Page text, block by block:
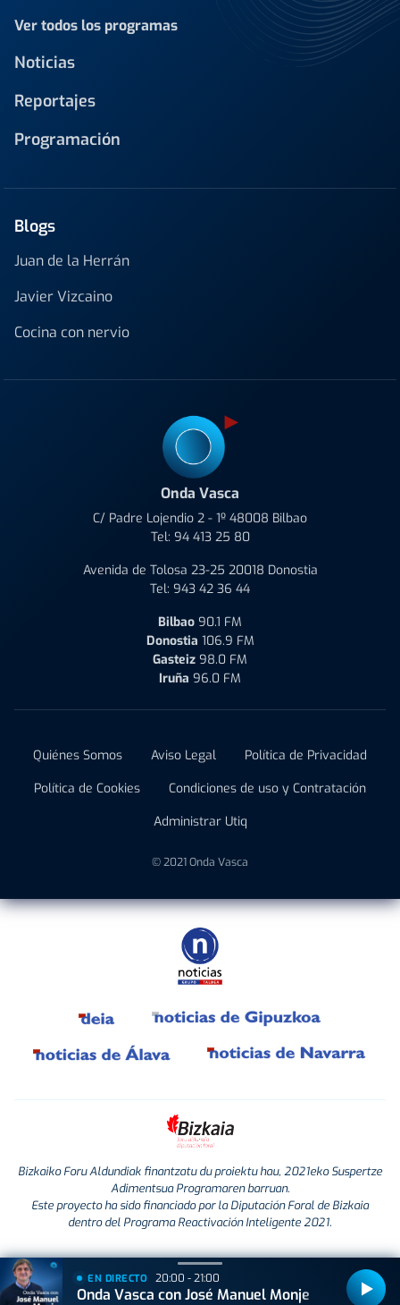
Ver todos los programas
Noticias
Reportajes
Programación
Blogs
Juan de la Herrán
Javier Vizcaino
Cocina con nervio
Onda Vasca
C/ Padre Lojendio 2 - 1º 48008 Bilbao
Tel: 94 413 25 80
Avenida de Tolosa 23-25 20018 Donostia
Tel: 943 42 36 44
Bilbao 90.1 FM
Donostia 106.9 FM
Gasteiz 98.0 FM
Iruña 96.0 FM
Quiénes Somos Aviso Legal
Política de Privacidad
Política de Cookies
Condiciones de uso y Contratación
Administrar Utiq
© 2021 Onda Vasca
Bizkaiko Foru Aldundiak finantzatu du proiektu hau, 2021eko Suspertze
Adimentsua Programaren barruan.
Este proyecto ha sido financiado por la Diputación Foral de Bizkaia
dentro del Programa Reactivación Inteligente 2021.
EN DIRECTO 20:00 - 21:00
Onda Vasca con José Manuel Monje